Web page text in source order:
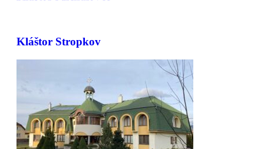
Kláštor Stropkov